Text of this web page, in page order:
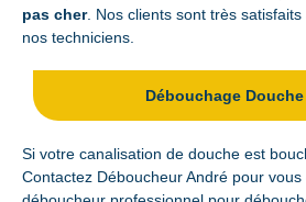
pas cher. Nos clients sont très
nos techniciens.
Débouchage
Si votre canalisation de douche est
Contactez Déboucheur André pour vous